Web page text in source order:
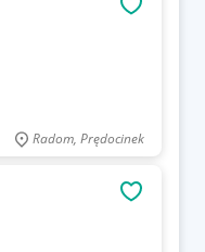
Radom, Prędocinek